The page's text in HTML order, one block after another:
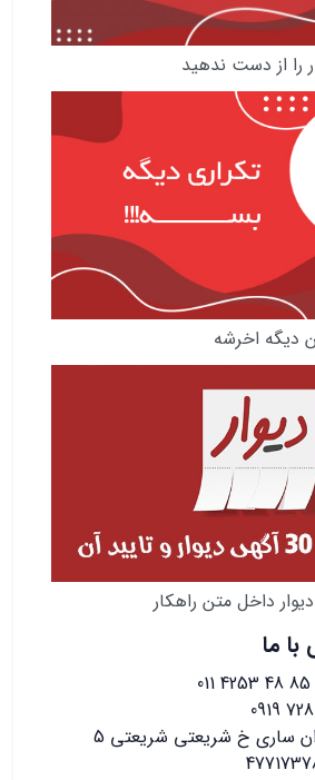
را از دست ندهید
دیگه اخرشه
داخل متن راهکار
با ما
011 4253 48 85
0919
ساری خ شریعتی شریعتی 5